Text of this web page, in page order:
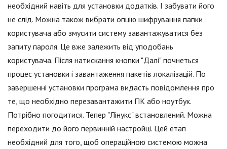
необхідний навіть для установки додатків. І забувати його
не слід. Можна також вибрати опцію шифрування папки
користувача або змусити систему завантажуватися без
запиту пароля. Це вже залежить від уподобань
користувача. Після натискання кнопки "Далі" почнеться
процес установки і завантаження пакетів локалізацій. По
завершенні установки програма видасть повідомлення про
те, що необхідно перезавантажити ПК або ноутбук.
Потрібно погодитися. Тепер "Лінукс" встановлений. Можна
переходити до його первинній настройці. Цей етап
необхідний для того, щоб операційною системою можна